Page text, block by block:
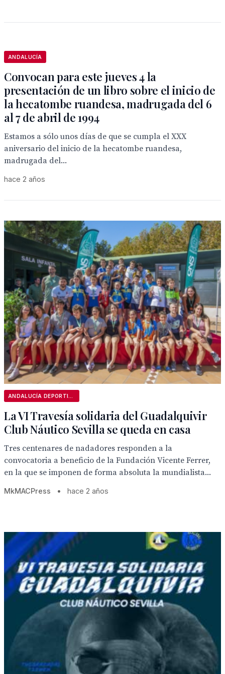
ANDALUCÍA
Convocan para este jueves 4 la
presentación de un libro sobre el inicio de
la hecatombe ruandesa, madrugada del 6
al 7 de abril de 1994
Estamos a sólo unos días de que se cumpla el XXX
aniversario del inicio de la hecatombe ruandesa,
madrugada del...
hace 2 años
La VI Travesía solidaria del Guadalquivir
Club Náutico Sevilla se queda en casa
Tres centenares de nadadores responden a la
convocatoria a beneficio de la Fundación Vicente Ferrer,
en la que se imponen de forma absoluta la mundialista...
MkMACPress • hace 2 años